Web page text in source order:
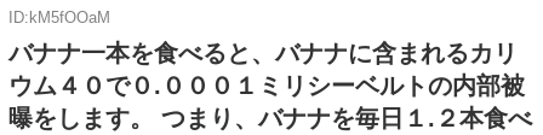
ID:kM5fOOaM
バナナ一本を食べると、バナナに含まれるカリ
ウム４０で０.０００１ミリシーベルトの内部被
曝をします。 つまり、バナナを毎日１.２本食べ